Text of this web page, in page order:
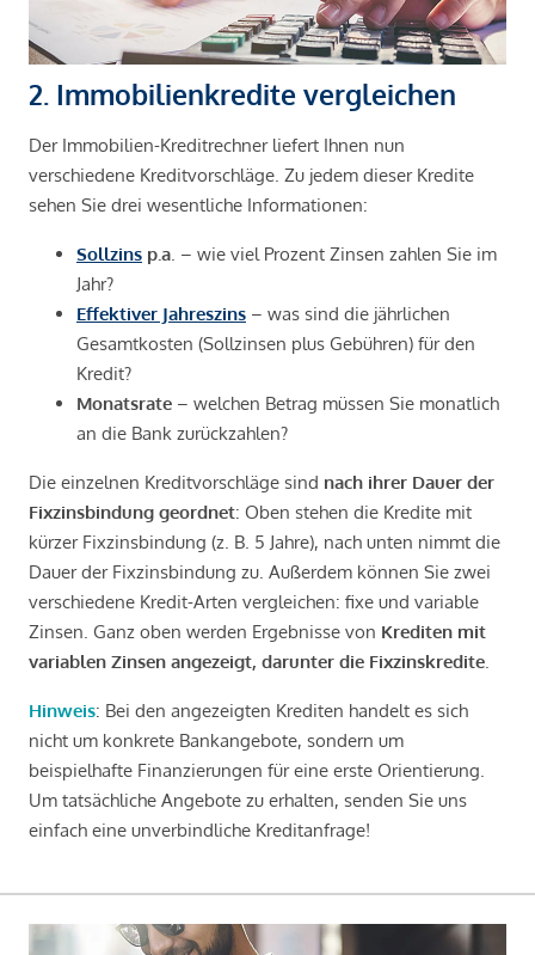
2. Immobilienkredite vergleichen
Der Immobilien-Kreditrechner liefert Ihnen nun
verschiedene Kreditvorschläge. Zu jedem dieser Kredite
sehen Sie drei wesentliche Informationen:
Sollzins p.a . – wie viel Prozent Zinsen zahlen Sie im
Jahr?
Effektiver Jahreszins – was sind die jährlichen
Gesamtkosten (Sollzinsen plus Gebühren) für den
Kredit?
Monatsrate – welchen Betrag müssen Sie monatlich
an die Bank zurückzahlen?
Die einzelnen Kreditvorschläge sind nach ihrer Dauer der
Fixzinsbindung geordnet: Oben stehen die Kredite mit
kürzer Fixzinsbindung (z. B. 5 Jahre), nach unten nimmt die
Dauer der Fixzinsbindung zu. Außerdem können Sie zwei
verschiedene Kredit-Arten vergleichen: fixe und variable
Zinsen. Ganz oben werden Ergebnisse von Krediten mit
variablen Zinsen angezeigt, darunter die Fixzinskredite
Hinweis: Bei den angezeigten Krediten handelt es sich
nicht um konkrete Bankangebote, sondern um
beispielhafte Finanzierungen für eine erste Orientierung.
Um tatsächliche Angebote zu erhalten, senden Sie uns
einfach eine unverbindliche Kreditanfrage!